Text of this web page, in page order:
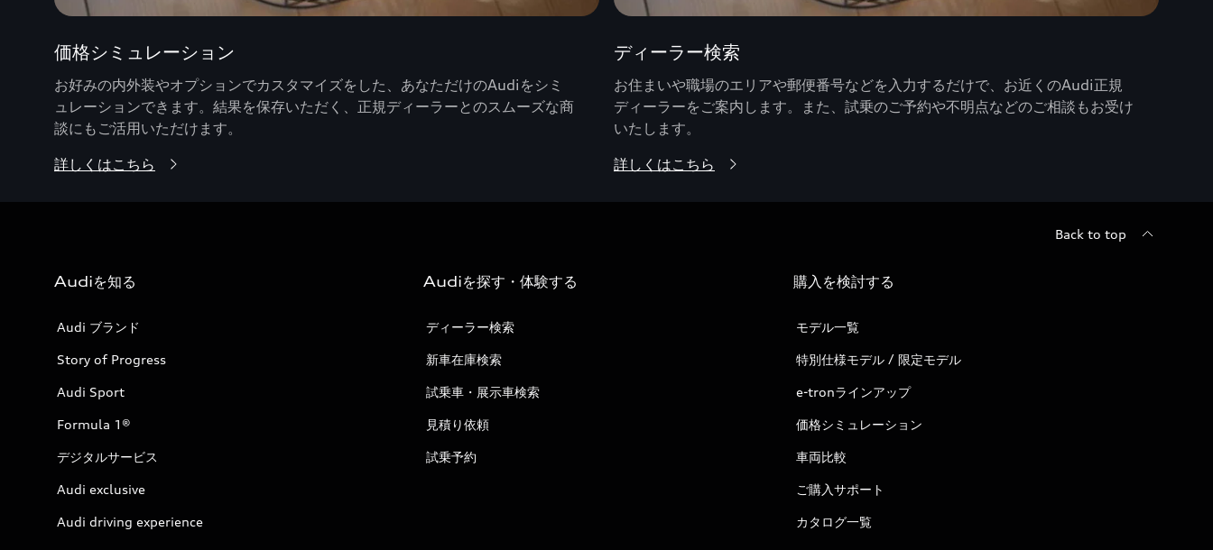
価格シミュレーション
お好みの内外装やオプションでカスタマイズをした、あなただけのAudiをシミ
ュレーションできます。結果を保存いただく、正規ディーラーとのスムーズな商
談にもご活用いただけます。
詳しくはこちら
ディーラー検索
お住まいや職場のエリアや郵便番号などを入力するだけで、お近くのAudi正規
ディーラーをご案内します。また、試乗のご予約や不明点などのご相談もお受け
いたします。
詳しくはこちら
Back to top
Audiを知る
Audi ブランド
Story of Progress
Audi Sport
Formula 1®
デジタルサービス
Audi exclusive
Audi driving experience
Audiを探す・体験する
ディーラー検索
新車在庫検索
試乗車・展示車検索
見積り依頼
試乗予約
購入を検討する
モデル一覧
特別仕様モデル / 限定モデル
e-tronラインアップ
価格シミュレーション
車両比較
ご購入サポート
カタログ一覧